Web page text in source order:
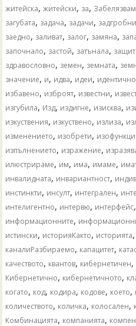
житейска,житейски, за, Забелязвам
загубата, задача, задачи,
заедно, заливат, залог, замяна,
започнало, застой, затънала,
здравословно, земен, земната,
значение, и, идва, идеи,
избавено, изброят, известни,
изгубила, Изд, издигне, изисква,
изкуствения, изкуствено, излиза,
изменението, изобрети,
изпълнението, изражение,
илюстрираме, им, има, имаме,
инвалидната, инвариантност,
инстинкти, инсулт, интегрален,
интелигентно, интервю, интерфейс,
информационните,
истински, историяКакто, историята,
каналиРазбираемо, капацитет,
качеството, квантов, кибернетичен,
Кибернетично, кибернетичното,
когато, код, кодира, кодове, което,
количеството, количка, колосален,
Комбинацията, компанията,